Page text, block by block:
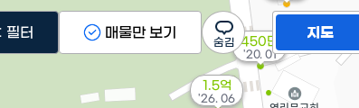
1.5억
'26. 06
450만
'20. 01
지도
필터 매물만 보기